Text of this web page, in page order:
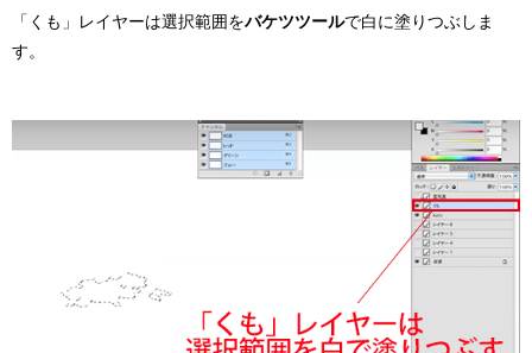
「くも」レイヤーは選択範囲をバケツツールで白に塗りつぶしま
す。